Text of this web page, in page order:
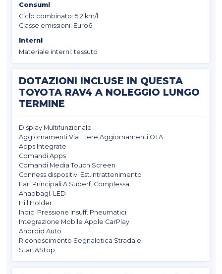
Consumi
Ciclo combinato: 5,2 km/l
Classe emissioni: Euro6
Interni
Materiale interni: tessuto
DOTAZIONI INCLUSE IN QUESTA
TOYOTA RAV4 A NOLEGGIO LUNGO
TERMINE
Display Multifunzionale
Aggiornamenti Via Etere Aggiornamenti OTA
Apps Integrate
Comandi Apps
Comandi Media Touch Screen
Conness.dispositivi Est.intrattenimento
Fari Principali A Superf. Complessa
Anabbagl. LED
Hill Holder
Indic. Pressione Insuff. Pneumatici
Integrazione Mobile Apple CarPlay
Android Auto
Riconoscimento Segnaletica Stradale
Start&Stop